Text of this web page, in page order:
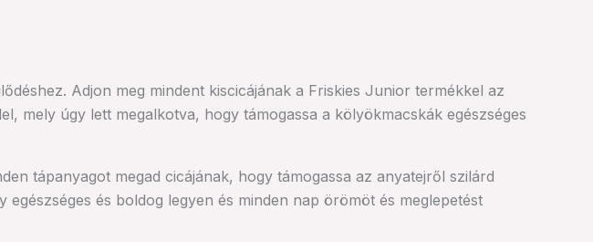
Adjon meg mindent kiscicájának a Friskies Junior termékkel az
mely úgy lett megalkotva, hogy támogassa a kölyökmacskák egészséges
tápanyagot megad cicájának, hogy támogassa az anyatejről szilárd
és boldog legyen és minden nap örömöt és meglepetést